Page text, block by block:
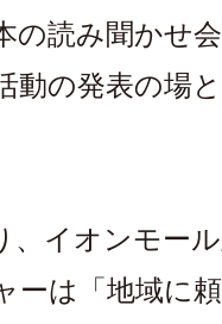
の読み聞かせ
動の発表の場
イオンモー
ーは「地域に